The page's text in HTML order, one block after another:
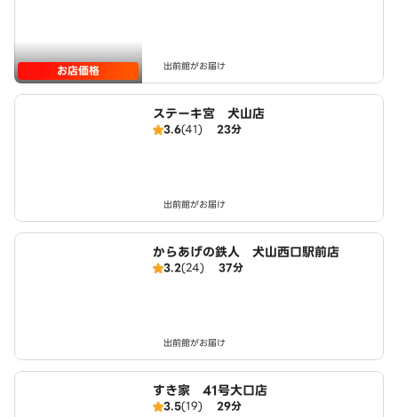
お店価格 出前館がお届け
ステーキ宮 犬山店
3.6(41) 23分
出前館がお届け
からあげの鉄人 犬山西口駅前店
3.2(24) 37分
出前館がお届け
すき家 41号大口店
3.5(19) 29分